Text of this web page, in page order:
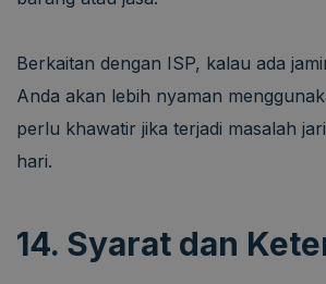
Berkaitan dengan ISP, kalau ada
Anda akan lebih nyaman
perlu khawatir jika terjadi masalah
hari.
14. Syarat dan